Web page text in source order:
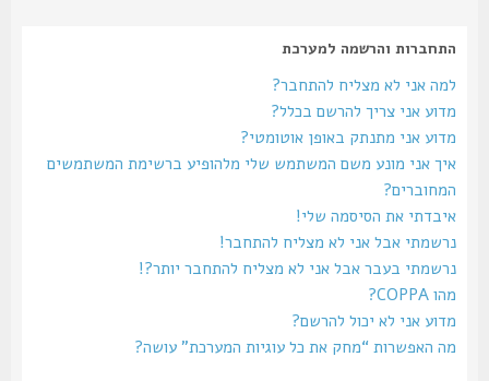
התחברות והרשמה למערכת
למה אני לא מצליח להתחבר?
מדוע אני צריך להרשם בכלל?
מדוע אני מתנתק באופן אוטומטי?
איך אני מונע משם המשתמש שלי מלהופיע ברשימת המשתמשים
המחוברים?
איבדתי את הסיסמה שלי!
נרשמתי אבל אני לא מצליח להתחבר!
נרשמתי בעבר אבל אני לא מצליח להתחבר יותר?!
מדוע אני לא יכול להרשם?
מה האפשרות “מחק את כל עוגיות המערכת” עושה?